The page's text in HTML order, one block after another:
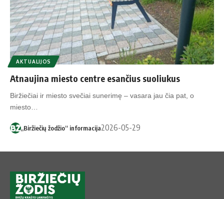
AKTUALIJOS
Atnaujina miesto centre esančius suoliukus
Biržiečiai ir miesto svečiai sunerimę – vasara jau čia pat, o
miesto…
„Biržiečių žodžio“ informacija2026-05-29